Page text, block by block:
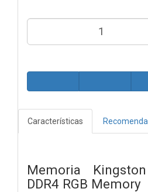
Características
Memoria
DDR4 RGB Memory